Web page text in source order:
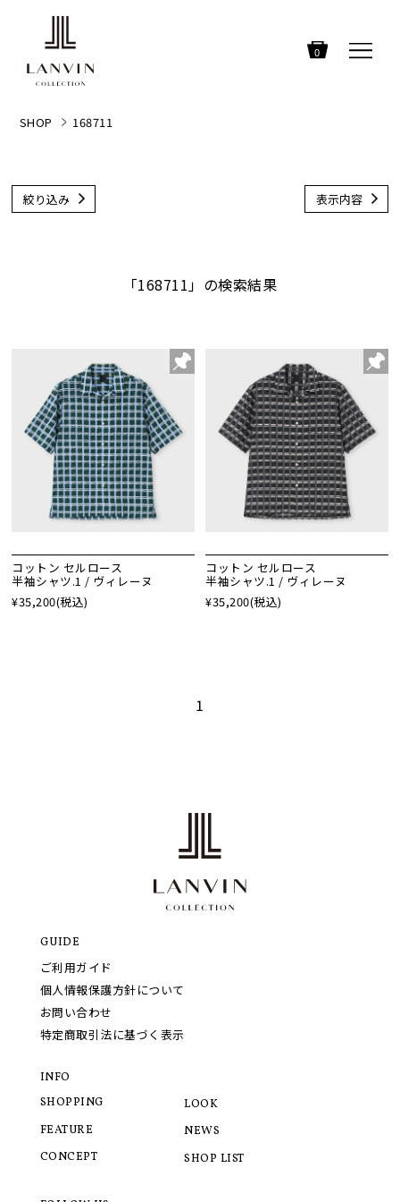
0
SHOP 168711
絞り込み 表示内容
「168711」の検索結果
コットン セルロース
半袖シャツ.1 / ヴィレーヌ
¥35,200(税込)
コットン セルロース
半袖シャツ.1 / ヴィレーヌ
¥35,200(税込)
1
GUIDE
ご利用ガイド
個人情報保護方針について
お問い合わせ
特定商取引法に基づく表示
INFO
SHOPPING
FEATURE
CONCEPT
LOOK
NEWS
SHOP LIST